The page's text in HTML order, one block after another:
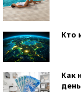
Кто
Как